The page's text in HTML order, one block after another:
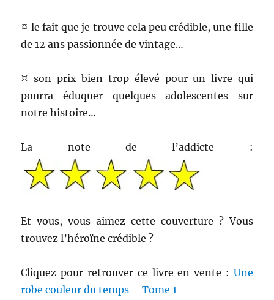
¤ le fait que je trouve cela peu crédible, une fille
de 12 ans passionnée de vintage…
¤ son prix bien trop élevé pour un livre qui
pourra éduquer quelques adolescentes sur
notre histoire…
La note de l’addicte :
Et vous, vous aimez cette couverture ? Vous
trouvez l’héroïne crédible ?
Cliquez pour retrouver ce livre en vente : Une
robe couleur du temps – Tome 1